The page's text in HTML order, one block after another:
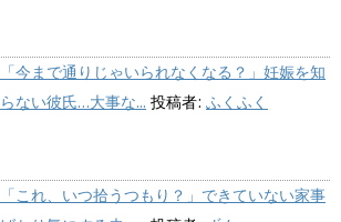
「今まで通りじゃいられなくなる？」妊娠を知
らない彼氏…大事な... 投稿者: ふくふく
「これ、いつ拾うつもり？」できていない家事